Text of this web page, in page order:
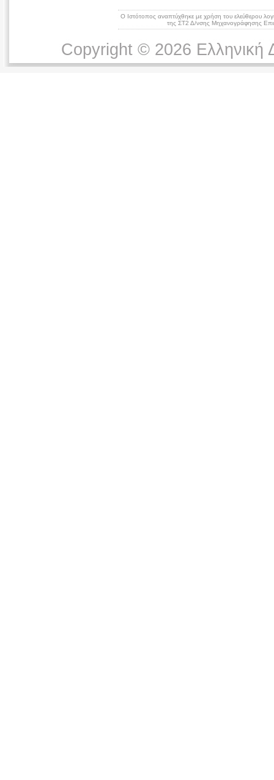
Ο Ιστότοπος αναπτύχθηκε με χρήση του ελεύθερου
της ΣΤ2 Δ/νσης Μηχανογράφησης
Copyright © 2026